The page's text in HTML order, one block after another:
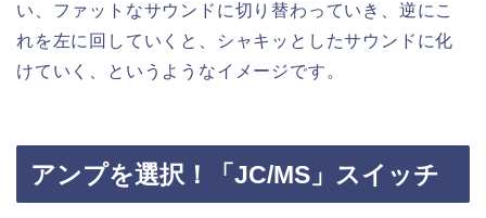
い、ファットなサウンドに切り替わっていき、逆にこ
れを左に回していくと、シャキッとしたサウンドに化
けていく、というようなイメージです。
アンプを選択！「JC/MS」スイッチ